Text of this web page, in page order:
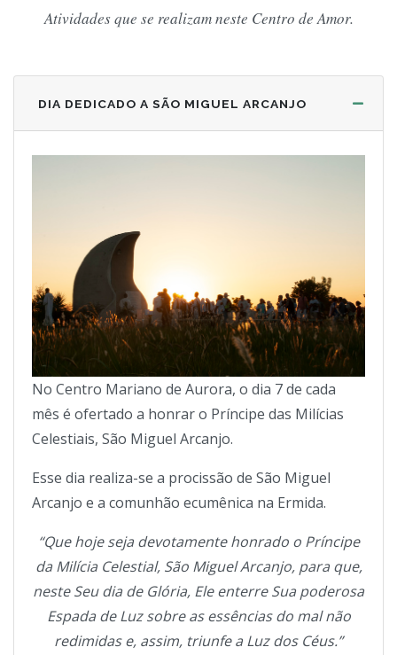
Atividades que se realizam neste Centro de Amor.
DIA DEDICADO A SÃO MIGUEL ARCANJO
No Centro Mariano de Aurora, o dia 7 de cada
mês é ofertado a honrar o Príncipe das Milícias
Celestiais, São Miguel Arcanjo.
Esse dia realiza-se a procissão de São Miguel
Arcanjo e a comunhão ecumênica na Ermida.
“Que hoje seja devotamente honrado o Príncipe
da Milícia Celestial, São Miguel Arcanjo, para que,
neste Seu dia de Glória, Ele enterre Sua poderosa
Espada de Luz sobre as essências do mal não
redimidas e, assim, triunfe a Luz dos Céus.”